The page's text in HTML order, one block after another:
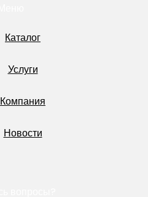
Каталог
Услуги
Компания
Новости